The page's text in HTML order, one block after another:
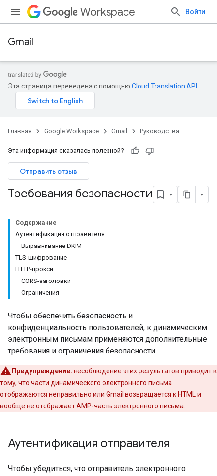
Workspace Войти
Gmail
Эта страница переведена с помощью Cloud Translation API
Главная Google Workspace Gmail Руководства
Эта информация оказалась полезной?
Отправить отзыв
Требования безопасности
Содержание
Аутентификация отправителя
Выравнивание DKIM
TLS-шифрование
HTTP-прокси
CORS-заголовки
Ограничения
Чтобы обеспечить безопасность и
конфиденциальность пользователей, к динамическим
электронным письмам применяются дополнительные
требования и ограничения безопасности.
Предупреждение: несоблюдение этих результатов приводит к
тому, что части динамического электронного письма
отображаются неправильно или Gmail возвращается к HTML и
вообще не отображает AMP-часть электронного письма.
Аутентификация отправителя
Чтобы убедиться, что отправитель электронного